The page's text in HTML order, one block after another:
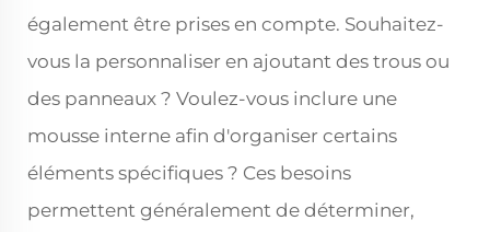
également être prises en compte. Souhaitez-
vous la personnaliser en ajoutant des trous ou
des panneaux ? Voulez-vous inclure une
mousse interne afin d'organiser certains
éléments spécifiques ? Ces besoins
permettent généralement de déterminer,